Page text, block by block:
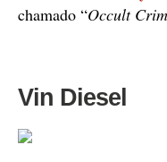
chamado “Occult
Vin Diesel